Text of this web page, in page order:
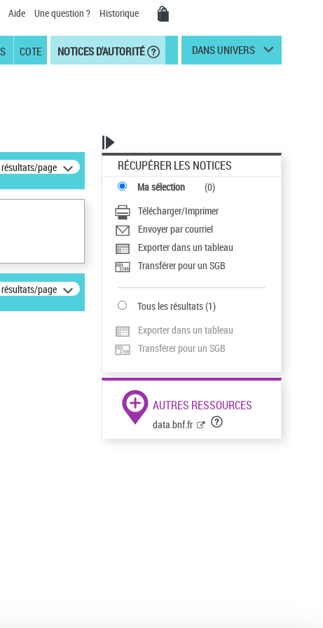
Aide Une question ? Historique
COTE NOTICES D'AUTORITÉ DANS UNIVERS
page
page
RÉCUPÉRER LES NOTICES
Ma sélection (0)
Télécharger/Imprimer
Envoyer par courriel
Exporter dans un tableau
Transférer pour un SGB
Tous les résultats(1)
Exporter dans un tableau
Transférer pour un SGB
AUTRES RESSOURCES
data.bnf.fr